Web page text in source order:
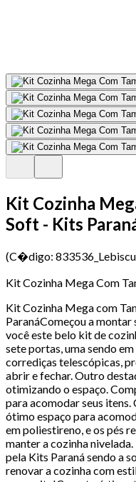
Kit Cozinha
Soft - Kits
(C�digo:
Kit Cozinha Mega Com
Kit Cozinha Mega com
ParanáComeçou a
você este belo kit de
sete portas, uma sendo
corrediças telescópicas,
abrir e fechar. Outro
otimizando o espaço.
para acomodar seus
ótimo espaço para
em poliestireno, e os pés
manter a cozinha
pela Kits Paraná sendo a
renovar a cozinha com